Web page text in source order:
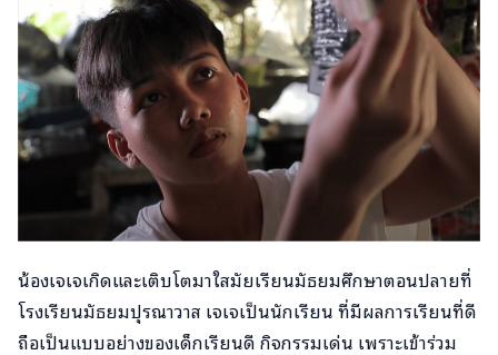
น้องเจเจเกิดและเติบโตมาใสมัยเรียนมัธยมศึกษาตอนปลายที่
โรงเรียนมัธยมปุรณาวาส เจเจเป็นนักเรียน ที่มีผลการเรียนที่ดี
ถือเป็นแบบอย่างของเด็กเรียนดี กิจกรรมเด่น เพราะเข้าร่วม